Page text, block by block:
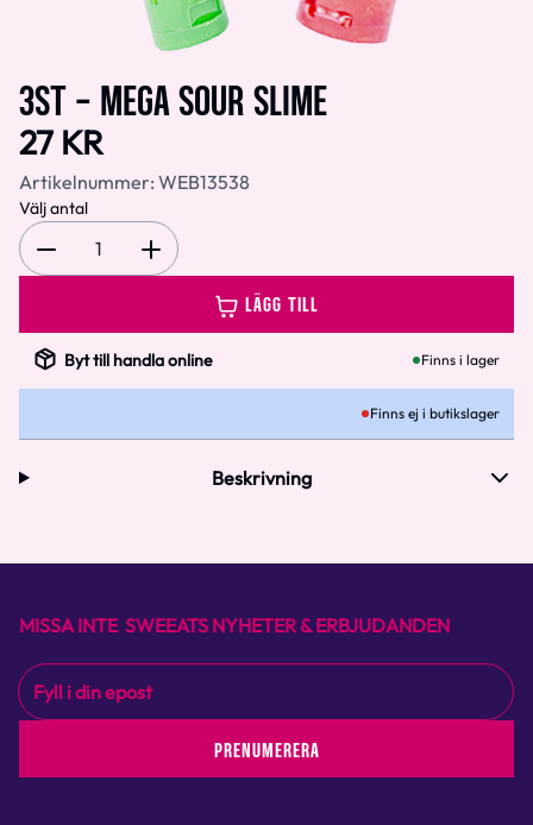
3ST - MEGA SOUR SLIME
27 KR
Artikelnummer: WEB13538
Välj antal
1
LÄGG TILL
Byt till handla online Finns i lager
Finns ej i butikslager
Beskrivning
MISSA INTE SWEEATS NYHETER & ERBJUDANDEN
PRENUMERERA